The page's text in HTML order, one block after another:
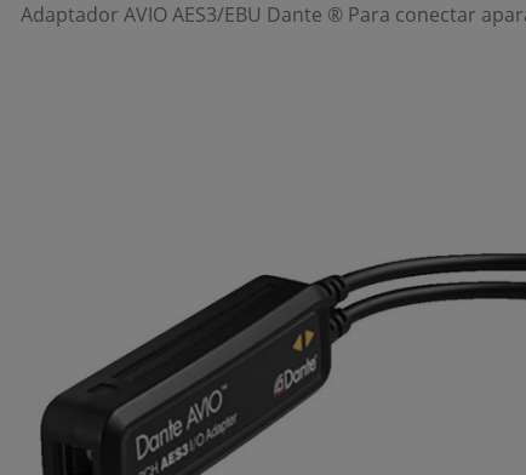
Adaptador AVIO AES3/EBU Dante ® Para conectar